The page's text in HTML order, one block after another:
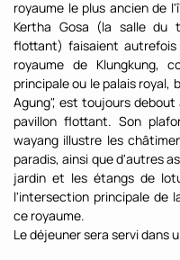
royaume le plus ancien de
Kertha Gosa (la salle du
flottant) faisaient autrefois
royaume de Klungkung,
principale ou le palais royal,
Agung", est toujours
pavillon flottant. Son
wayang illustre les
paradis, ainsi que d'autres
jardin et les étangs de
l'intersection principale de
ce royaume.
Le déjeuner sera servi dans